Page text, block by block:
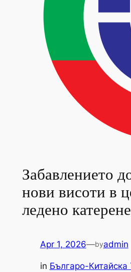
Забавлението
нови висоти в
ледено катерене
Apr 1, 2026—byadmin
in Българо-Китайска